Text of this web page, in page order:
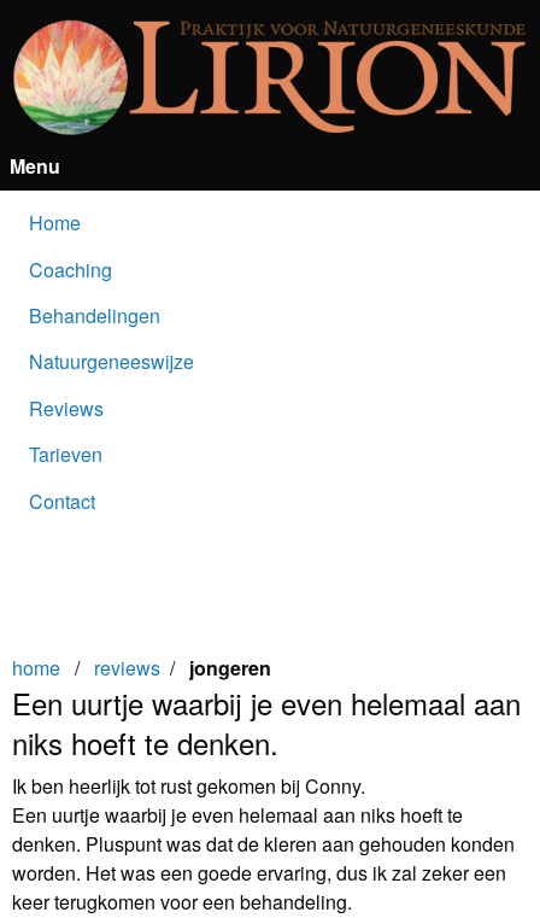
Menu
Home
Coaching
Behandelingen
Natuurgeneeswijze
Reviews
Tarieven
Contact
home / reviews / jongeren
Een uurtje waarbij je even helemaal aan
niks hoeft te denken.
Ik ben heerlijk tot rust gekomen bij Conny.
Een uurtje waarbij je even helemaal aan niks hoeft te
denken. Pluspunt was dat de kleren aan gehouden konden
worden. Het was een goede ervaring, dus ik zal zeker een
keer terugkomen voor een behandeling.